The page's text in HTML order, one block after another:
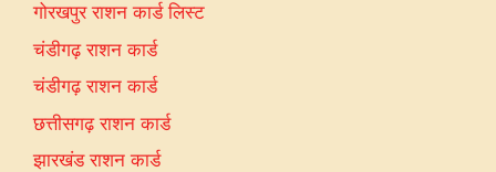
गोरखपुर राशन कार्ड लिस्ट
चंडीगढ़ राशन कार्ड
चंडीगढ़ राशन कार्ड
छत्तीसगढ़ राशन कार्ड
झारखंड राशन कार्ड